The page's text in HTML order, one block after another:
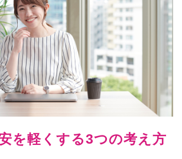
を軽くする3つの考え方